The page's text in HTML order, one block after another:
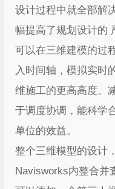
设计过程中就全部解
幅提高了规划设计的
可以在三维建模的过
入时间轴，模拟实时
维施工的更高高度。
于调度协调，能科学
单位的效益。
整个三维模型的设计
Navisworks内整合并